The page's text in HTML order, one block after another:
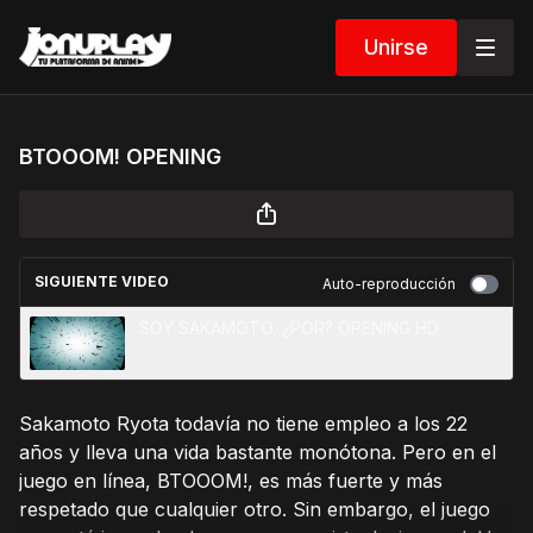
Unirse
BTOOOM! OPENING
SIGUIENTE VIDEO Auto-reproducción
Sakamoto Ryota todavía no tiene empleo a los 22
años y lleva una vida bastante monótona. Pero en el
juego en línea, BTOOOM!, es más fuerte y más
respetado que cualquier otro. Sin embargo, el juego